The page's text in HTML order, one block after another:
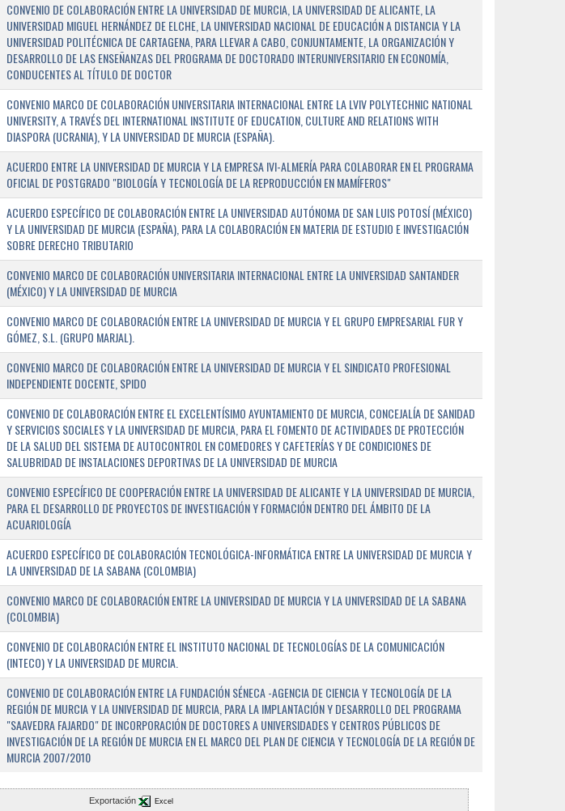
CONVENIO DE COLABORACIÓN ENTRE LA UNIVERSIDAD DE MURCIA, LA UNIVERSIDAD DE ALICANTE, LA
UNIVERSIDAD MIGUEL HERNÁNDEZ DE ELCHE, LA UNIVERSIDAD NACIONAL DE EDUCACIÓN A DISTANCIA Y LA
UNIVERSIDAD POLITÉCNICA DE CARTAGENA, PARA LLEVAR A CABO, CONJUNTAMENTE, LA ORGANIZACIÓN Y
DESARROLLO DE LAS ENSEÑANZAS DEL PROGRAMA DE DOCTORADO INTERUNIVERSITARIO EN ECONOMÍA,
CONDUCENTES AL TÍTULO DE DOCTOR
CONVENIO MARCO DE COLABORACIÓN UNIVERSITARIA INTERNACIONAL ENTRE LA LVIV POLYTECHNIC NATIONAL
UNIVERSITY, A TRAVÉS DEL INTERNATIONAL INSTITUTE OF EDUCATION, CULTURE AND RELATIONS WITH
DIASPORA (UCRANIA), Y LA UNIVERSIDAD DE MURCIA (ESPAÑA).
ACUERDO ENTRE LA UNIVERSIDAD DE MURCIA Y LA EMPRESA IVI-ALMERÍA PARA COLABORAR EN EL PROGRAMA
OFICIAL DE POSTGRADO "BIOLOGÍA Y TECNOLOGÍA DE LA REPRODUCCIÓN EN MAMÍFEROS"
ACUERDO ESPECÍFICO DE COLABORACIÓN ENTRE LA UNIVERSIDAD AUTÓNOMA DE SAN LUIS POTOSÍ (MÉXICO)
Y LA UNIVERSIDAD DE MURCIA (ESPAÑA), PARA LA COLABORACIÓN EN MATERIA DE ESTUDIO E INVESTIGACIÓN
SOBRE DERECHO TRIBUTARIO
CONVENIO MARCO DE COLABORACIÓN UNIVERSITARIA INTERNACIONAL ENTRE LA UNIVERSIDAD SANTANDER
(MÉXICO) Y LA UNIVERSIDAD DE MURCIA
CONVENIO MARCO DE COLABORACIÓN ENTRE LA UNIVERSIDAD DE MURCIA Y EL GRUPO EMPRESARIAL FUR Y
GÓMEZ, S.L. (GRUPO MARJAL).
CONVENIO MARCO DE COLABORACIÓN ENTRE LA UNIVERSIDAD DE MURCIA Y EL SINDICATO PROFESIONAL
INDEPENDIENTE DOCENTE, SPIDO
CONVENIO DE COLABORACIÓN ENTRE EL EXCELENTÍSIMO AYUNTAMIENTO DE MURCIA, CONCEJALÍA DE SANIDAD
Y SERVICIOS SOCIALES Y LA UNIVERSIDAD DE MURCIA, PARA EL FOMENTO DE ACTIVIDADES DE PROTECCIÓN
DE LA SALUD DEL SISTEMA DE AUTOCONTROL EN COMEDORES Y CAFETERÍAS Y DE CONDICIONES DE
SALUBRIDAD DE INSTALACIONES DEPORTIVAS DE LA UNIVERSIDAD DE MURCIA
CONVENIO ESPECÍFICO DE COOPERACIÓN ENTRE LA UNIVERSIDAD DE ALICANTE Y LA UNIVERSIDAD DE MURCIA,
PARA EL DESARROLLO DE PROYECTOS DE INVESTIGACIÓN Y FORMACIÓN DENTRO DEL ÁMBITO DE LA
ACUARIOLOGÍA
ACUERDO ESPECÍFICO DE COLABORACIÓN TECNOLÓGICA-INFORMÁTICA ENTRE LA UNIVERSIDAD DE MURCIA Y
LA UNIVERSIDAD DE LA SABANA (COLOMBIA)
CONVENIO MARCO DE COLABORACIÓN ENTRE LA UNIVERSIDAD DE MURCIA Y LA UNIVERSIDAD DE LA SABANA
(COLOMBIA)
CONVENIO DE COLABORACIÓN ENTRE EL INSTITUTO NACIONAL DE TECNOLOGÍAS DE LA COMUNICACIÓN
(INTECO) Y LA UNIVERSIDAD DE MURCIA.
CONVENIO DE COLABORACIÓN ENTRE LA FUNDACIÓN SÉNECA -AGENCIA DE CIENCIA Y TECNOLOGÍA DE LA
REGIÓN DE MURCIA Y LA UNIVERSIDAD DE MURCIA, PARA LA IMPLANTACIÓN Y DESARROLLO DEL PROGRAMA
"SAAVEDRA FAJARDO" DE INCORPORACIÓN DE DOCTORES A UNIVERSIDADES Y CENTROS PÚBLICOS DE
INVESTIGACIÓN DE LA REGIÓN DE MURCIA EN EL MARCO DEL PLAN DE CIENCIA Y TECNOLOGÍA DE LA REGIÓN DE
MURCIA 2007/2010
Exportación Excel